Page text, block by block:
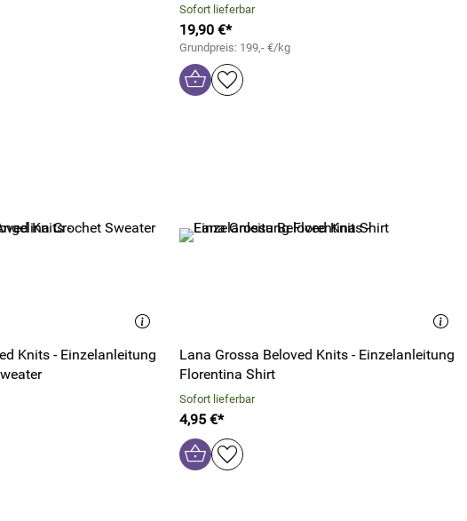
Sofort lieferbar
19,90 €*
Grundpreis: 199,- €/kg
Knits - Einzelanleitung
Lana Grossa Beloved Knits - Einzelanleitung
Florentina Shirt
Sofort lieferbar
4,95 €*